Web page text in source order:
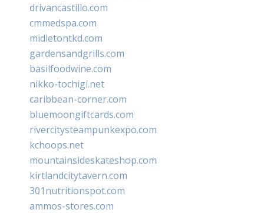
drivancastillo.com
cmmedspa.com
midletontkd.com
gardensandgrills.com
basilfoodwine.com
nikko-tochigi.net
caribbean-corner.com
bluemoongiftcards.com
rivercitysteampunkexpo.com
kchoops.net
mountainsideskateshop.com
kirtlandcitytavern.com
301nutritionspot.com
ammos-stores.com